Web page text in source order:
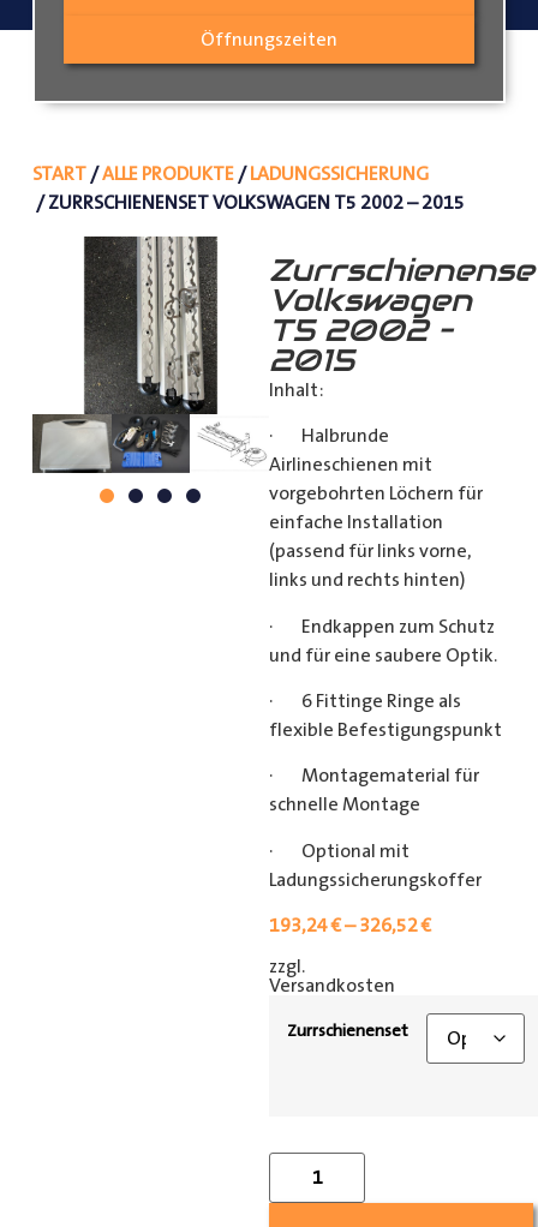
Öffnungszeiten
START/ALLE PRODUKTE/LADUNGSSICHERUNG
/ ZURRSCHIENENSET VOLKSWAGEN T5 2002 – 2015
Volkswagen
T5 2002 –
2015
Inhalt:
· Halbrunde
Airlineschienen mit
vorgebohrten Löchern für
einfache Installation
(passend für links vorne,
links und rechts hinten)
· Endkappen zum Schutz
und für eine saubere Optik.
· 6 Fittinge Ringe als
flexible Befestigungspunkt
· Montagematerial für
schnelle Montage
· Optional mit
Ladungssicherungskoffer
193,24€–326,52€
zzgl.
Versandkosten
Zurrschienenset